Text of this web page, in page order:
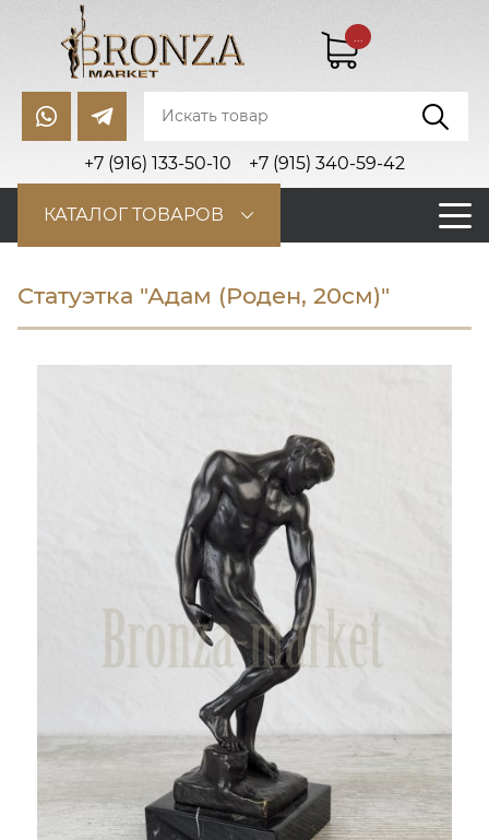
+7 (916) 133-50-10 +7 (915) 340-59-42
...
КАТАЛОГ ТОВАРОВ
Статуэтка "Адам (Роден, 20см)"